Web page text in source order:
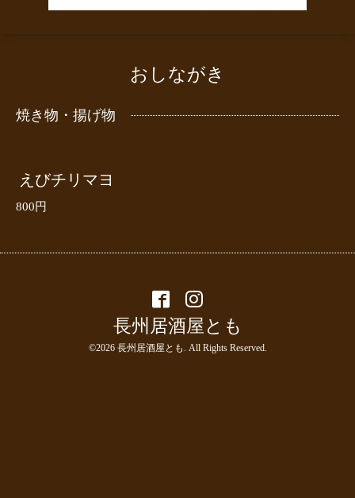
おしながき
焼き物・揚げ物
えびチリマヨ
800円
長州居酒屋とも
©2026 長州居酒屋とも . All Rights Reserved.